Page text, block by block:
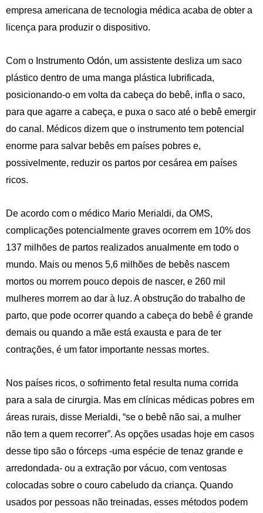
empresa americana de tecnologia médica acaba de obter a
licença para produzir o dispositivo.
Com o Instrumento Odón, um assistente desliza um saco
plástico dentro de uma manga plástica lubrificada,
posicionando-o em volta da cabeça do bebê, infla o saco,
para que agarre a cabeça, e puxa o saco até o bebê emergir
do canal. Médicos dizem que o instrumento tem potencial
enorme para salvar bebês em países pobres e,
possivelmente, reduzir os partos por cesárea em países
ricos.
De acordo com o médico Mario Merialdi, da OMS,
complicações potencialmente graves ocorrem em 10% dos
137 milhões de partos realizados anualmente em todo o
mundo. Mais ou menos 5,6 milhões de bebês nascem
mortos ou morrem pouco depois de nascer, e 260 mil
mulheres morrem ao dar à luz. A obstrução do trabalho de
parto, que pode ocorrer quando a cabeça do bebê é grande
demais ou quando a mãe está exausta e para de ter
contrações, é um fator importante nessas mortes.
Nos países ricos, o sofrimento fetal resulta numa corrida
para a sala de cirurgia. Mas em clínicas médicas pobres em
áreas rurais, disse Merialdi, “se o bebê não sai, a mulher
não tem a quem recorrer”. As opções usadas hoje em casos
desse tipo são o fórceps -uma espécie de tenaz grande e
arredondada- ou a extração por vácuo, com ventosas
colocadas sobre o couro cabeludo da criança. Quando
usados por pessoas não treinadas, esses métodos podem